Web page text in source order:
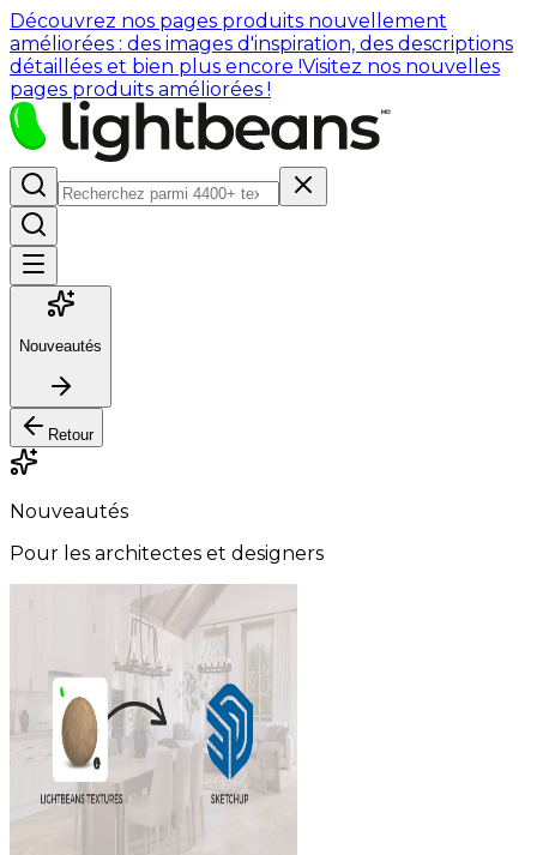
Découvrez nos pages produits nouvellement
améliorées : des images d'inspiration, des descriptions
détaillées et bien plus encore !Visitez nos nouvelles
pages produits améliorées !
Nouveautés
Retour
Nouveautés
Pour les architectes et designers